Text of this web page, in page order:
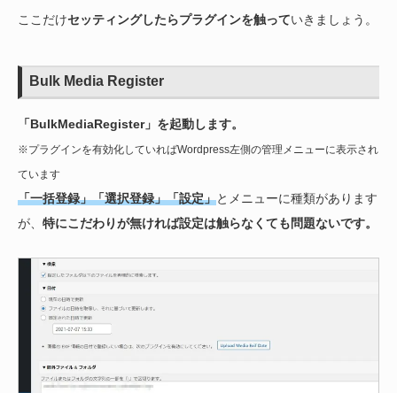
ここだけセッティングしたらプラグインを触っていきましょう。
Bulk Media Register
「BulkMediaRegister」を起動します。
※プラグインを有効化していればWordpress左側の管理メニューに表示され
ています
「一括登録」「選択登録」「設定」とメニューに種類があります
が、 特にこだわりが無ければ設定は触らなくても問題ないです。